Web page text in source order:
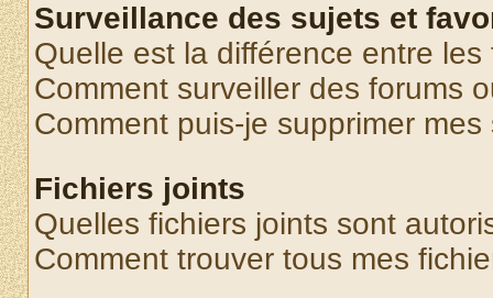
Surveillance des sujets et
Quelle est la différence entre
Comment surveiller des forums
Comment puis-je supprimer
Fichiers joints
Quelles fichiers joints sont
Comment trouver tous mes